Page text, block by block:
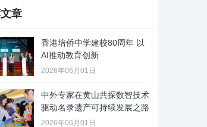
章
香港培侨中学建校80周年 以
AI推动教育创新
2026年06月01日
中外专家在黄山共探数智技术
驱动名录遗产可持续发展之路
2026年06月01日